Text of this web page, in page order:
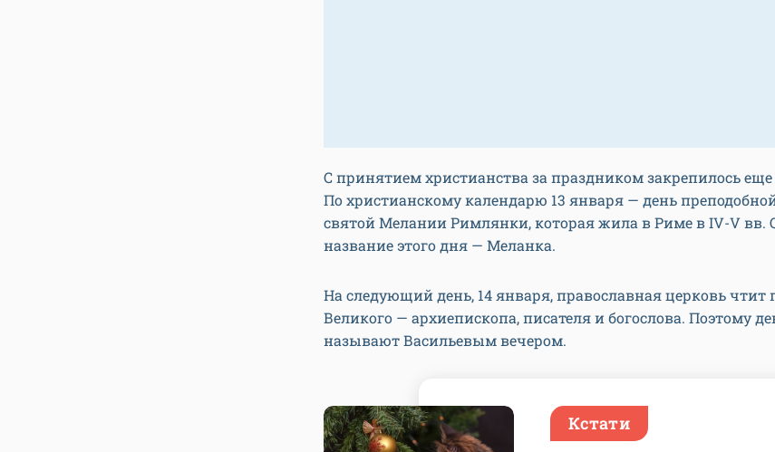
С принятием христианства за праздником закрепилось еще
По христианскому календарю 13 января — день
святой Мелании Римлянки, которая жила в Риме в IV-V вв.
название этого дня — Меланка.
На следующий день, 14 января, православная церковь чтит
Великого — архиепископа, писателя и богослова. Поэтому
называют Васильевым вечером.
Кстати